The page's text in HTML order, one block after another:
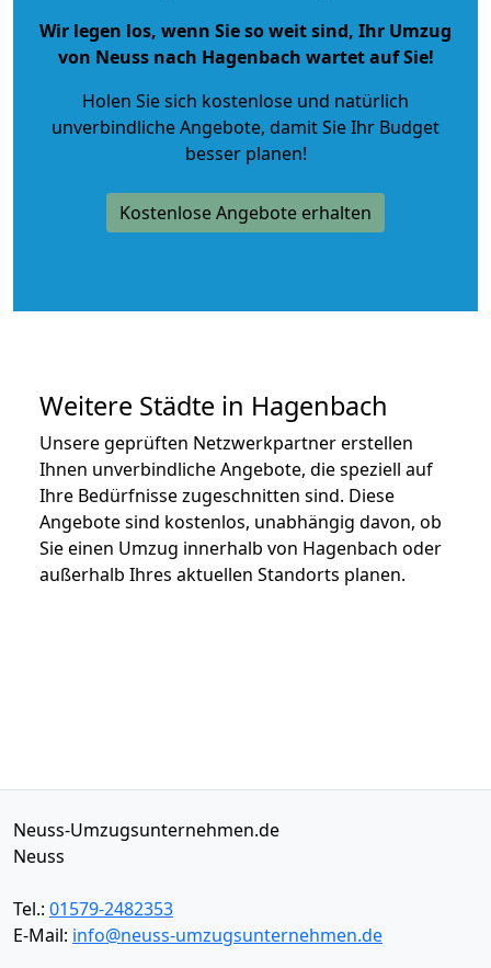
Wir legen los, wenn Sie so weit sind, Ihr Umzug
von Neuss nach Hagenbach wartet auf Sie!
Holen Sie sich kostenlose und natürlich
unverbindliche Angebote, damit Sie Ihr Budget
besser planen!
Kostenlose Angebote erhalten
Weitere Städte in Hagenbach
Unsere geprüften Netzwerkpartner erstellen
Ihnen unverbindliche Angebote, die speziell auf
Ihre Bedürfnisse zugeschnitten sind. Diese
Angebote sind kostenlos, unabhängig davon, ob
Sie einen Umzug innerhalb von Hagenbach oder
außerhalb Ihres aktuellen Standorts planen.
Neuss-Umzugsunternehmen.de
Neuss
Tel.: 01579-2482353
E-Mail: info@neuss-umzugsunternehmen.de